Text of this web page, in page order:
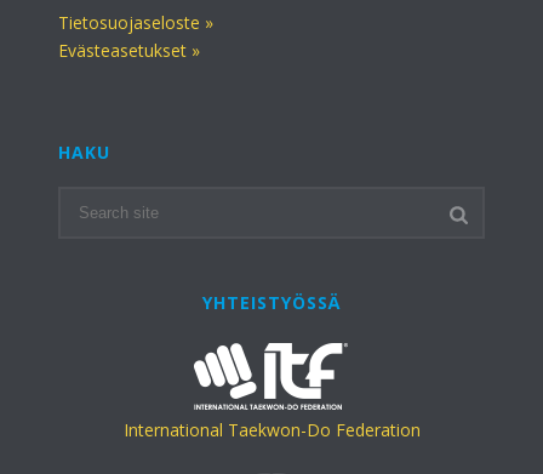
Tietosuojaseloste »
Evästeasetukset »
HAKU
YHTEISTYÖSSÄ
International Taekwon-Do Federation